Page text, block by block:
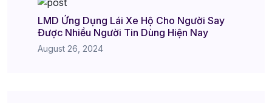
LMD Ứng Dụng Lái Xe Hộ Cho Người Say
Được Nhiều Người Tin Dùng Hiện Nay
August 26, 2024